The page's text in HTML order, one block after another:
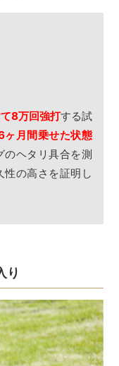
8万回強打する試
月間乗せた状態
のヘタリ具合を測
性の高さを証明し
り